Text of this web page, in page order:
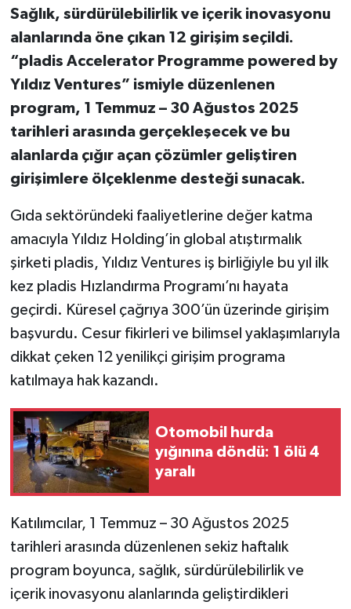
Sağlık, sürdürülebilirlik ve içerik inovasyonu
alanlarında öne çıkan 12 girişim seçildi.
“pladis Accelerator Programme powered by
Yıldız Ventures” ismiyle düzenlenen
program, 1 Temmuz – 30 Ağustos 2025
tarihleri arasında gerçekleşecek ve bu
alanlarda çığır açan çözümler geliştiren
girişimlere ölçeklenme desteği sunacak.
Gıda sektöründeki faaliyetlerine değer katma
amacıyla Yıldız Holding’in global atıştırmalık
şirketi pladis, Yıldız Ventures iş birliğiyle bu yıl ilk
kez pladis Hızlandırma Programı’nı hayata
geçirdi. Küresel çağrıya 300’ün üzerinde girişim
başvurdu. Cesur fikirleri ve bilimsel yaklaşımlarıyla
dikkat çeken 12 yenilikçi girişim programa
katılmaya hak kazandı.
Otomobil hurda
yığınına döndü: 1 ölü 4
yaralı
Katılımcılar, 1 Temmuz – 30 Ağustos 2025
tarihleri arasında düzenlenen sekiz haftalık
program boyunca, sağlık, sürdürülebilirlik ve
içerik inovasyonu alanlarında geliştirdikleri